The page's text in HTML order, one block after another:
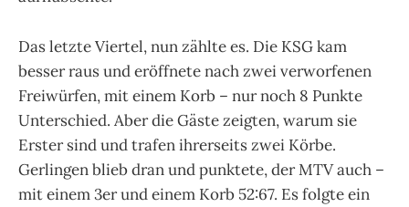
Das letzte Viertel, nun zählte es. Die KSG kam
besser raus und eröffnete nach zwei verworfenen
Freiwürfen, mit einem Korb – nur noch 8 Punkte
Unterschied. Aber die Gäste zeigten, warum sie
Erster sind und trafen ihrerseits zwei Körbe.
Gerlingen blieb dran und punktete, der MTV auch –
mit einem 3er und einem Korb 52:67. Es folgte ein